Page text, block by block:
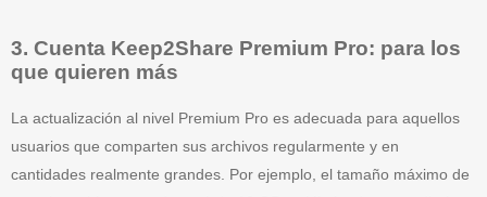
3. Cuenta Keep2Share Premium Pro: para los
que quieren más
La actualización al nivel Premium Pro es adecuada para aquellos
usuarios que comparten sus archivos regularmente y en
cantidades realmente grandes. Por ejemplo, el tamaño máximo de